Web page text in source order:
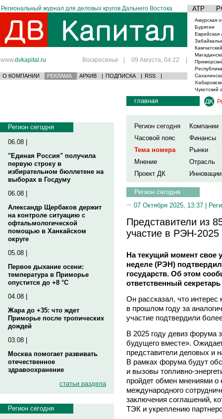
Региональный журнал для деловых кругов Дальнего Востока АТР
www.dvkapital.ru Воскресенье | 09 Августа, 04:22 |
О КОМПАНИИ РЕКЛАМА АРХИВ | ПОДПИСКА | RSS |
Амурская
Бурятия
Еврейская
Чукотский
Регион сегодня
06.08 |
"Единая Россия" получила
первую строку в
избирательном бюллетене на
выборах в Госдуму
06.08 |
Александр Щербаков держит
на контроле ситуацию с
офтальмологической
помощью в Ханкайском
округе
05.08 |
Первое дыхание осени:
температура в Приморье
опустится до +8 °C
04.08 |
Жара до +35: что ждет
Приморье после тропических
дождей
03.08 |
Москва помогает развивать
отечественное
здравоохранение
статьи раздела
Регион сегодня
главная
Регион сегодня
Компании
Часовой пояс
Финансы
Тема номера
Рынки
Мнение
Отрасль
Проект ДК
Инновации
Регион сегодня
07 Октября 2025, 13:37 |
Представители из
участие в РЭН-2025
На текущий момент свое
неделе (РЭН)
государств. Об этом
ответственный
Он рассказал, что интерес
в прошлом году за
участие подтвердили
В 2025 году девиз форума
будущего вместе».
представители деловых и
В рамках форума будут
и вызовы топливно-
пройдет обмен мнениями о
международного
заключения соглашений,
ТЭК и укреплению